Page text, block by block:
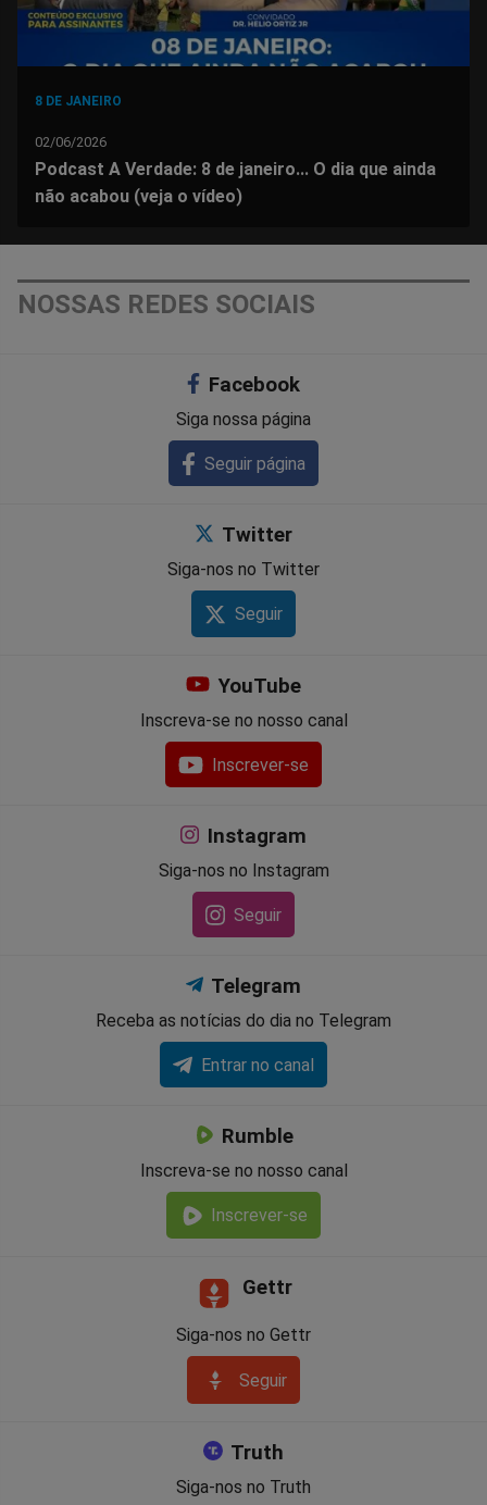
8 DE JANEIRO
02/06/2026
Podcast A Verdade: 8 de janeiro... O dia que ainda
não acabou (veja o vídeo)
NOSSAS REDES SOCIAIS
Facebook
Siga nossa página
Seguir página
Twitter
Siga-nos no Twitter
Seguir
YouTube
Inscreva-se no nosso canal
Inscrever-se
Instagram
Siga-nos no Instagram
Seguir
Telegram
Receba as notícias do dia no Telegram
Entrar no canal
Rumble
Inscreva-se no nosso canal
Inscrever-se
Gettr
Siga-nos no Gettr
Seguir
Truth
Siga-nos no Truth